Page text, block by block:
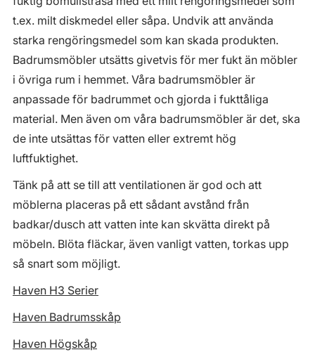
t.ex. milt diskmedel eller såpa. Undvik att använda
starka rengöringsmedel som kan skada produkten.
Badrumsmöbler utsätts givetvis för mer fukt än möbler
i övriga rum i hemmet. Våra badrumsmöbler är
anpassade för badrummet och gjorda i fukttåliga
material. Men även om våra badrumsmöbler är det, ska
de inte utsättas för vatten eller extremt hög
luftfuktighet.
Tänk på att se till att ventilationen är god och att
möblerna placeras på ett sådant avstånd från
badkar/dusch att vatten inte kan skvätta direkt på
möbeln. Blöta fläckar, även vanligt vatten, torkas upp
så snart som möjligt.
Haven H3 Serier
Haven Badrumsskåp
Haven Högskåp